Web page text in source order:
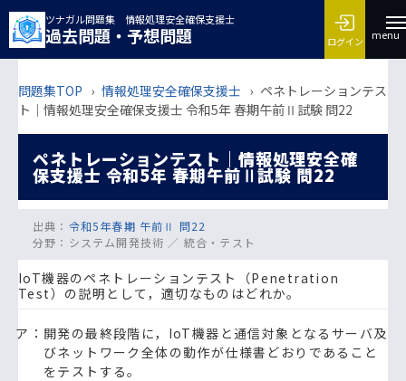
ツナガル問題集 情報処理安全確保支援士
過去問題・予想問題 ログイン menu
問題集TOP › 情報処理安全確保支援士 › ペネトレーションテス
ト｜情報処理安全確保支援士 令和5年 春期午前Ⅱ試験 問22
ペネトレーションテスト｜情報処理安全確
保支援士 令和5年 春期午前Ⅱ試験 問22
出典： 令和5年春期 午前Ⅱ 問22
分野： システム開発技術 ／ 統合・テスト
IoT機器のペネトレーションテスト（Penetration
Test）の説明として，適切なものはどれか。
ア：開発の最終段階に，IoT機器と通信対象となるサーバ及
びネットワーク全体の動作が仕様書どおりであること
をテストする。